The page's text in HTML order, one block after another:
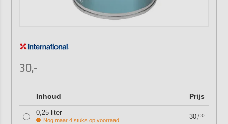
30,-
Inhoud Prijs
0,25 liter
Nog maar 4 stuks op voorraad 30,00